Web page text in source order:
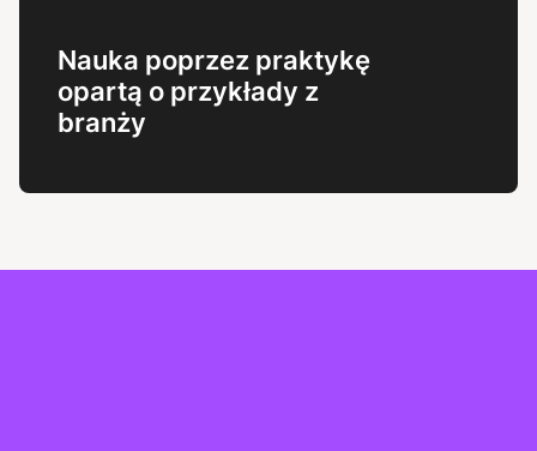
Nauka poprzez praktykę
opartą o przykłady z
branży